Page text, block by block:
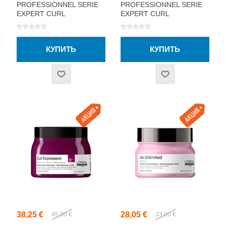
PROFESSIONNEL SERIE
EXPERT CURL
EXPRESSION МАСКА ДЛЯ
PROFESSIONNEL SERIE
EXPERT CURL
EXPRESSION RICH
38,25 € 45,00 € 28,05 € 33,00 €